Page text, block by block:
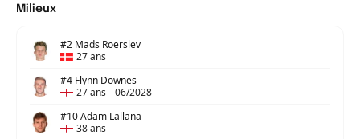
Milieux
#2 Mads Roerslev
27 ans
#4 Flynn Downes
27 ans -06/2028
#10 Adam Lallana
38 ans